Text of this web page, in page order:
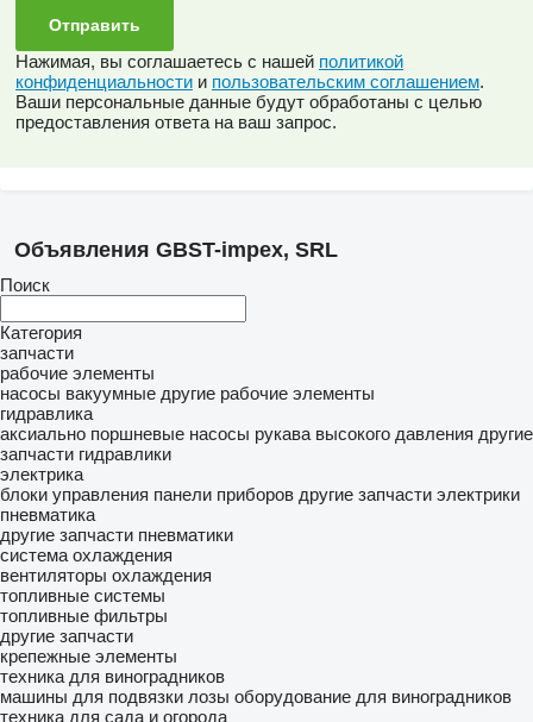
Нажимая, вы соглашаетесь с нашей политикой
конфиденциальности и пользовательским соглашением.
Ваши персональные данные будут обработаны с целью
предоставления ответа на ваш запрос.
Объявления GBST-impex, SRL
Поиск
Категория
запчасти
рабочие элементы
насосы вакуумные другие рабочие элементы
гидравлика
аксиально поршневые насосы рукава высокого давления другие
запчасти гидравлики
электрика
блоки управления панели приборов другие запчасти электрики
пневматика
другие запчасти пневматики
система охлаждения
вентиляторы охлаждения
топливные системы
топливные фильтры
другие запчасти
крепежные элементы
техника для виноградников
машины для подвязки лозы оборудование для виноградников
техника для сада и огорода